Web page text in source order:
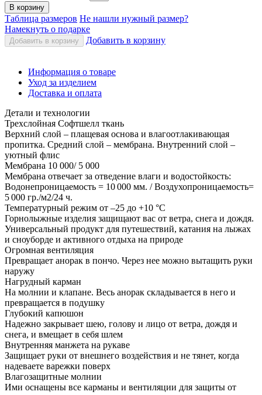
В корзину
Таблица размеров Не нашли нужный размер?
Намекнуть о подарке
Добавить в корзину Добавить в корзину
Информация о товаре
Уход за изделием
Доставка и оплата
Детали и технологии
Трехслойная Софтшелл ткань
Верхний слой – плащевая основа и влагоотлакивающая
пропитка. Средний слой – мембрана. Внутренний слой –
уютный флис
Мембрана 10 000/ 5 000
Мембрана отвечает за отведение влаги и водостойкость:
Водонепроницаемость = 10 000 мм. / Воздухопроницаемость=
5 000 гр./м2/24 ч.
Температурный режим от –25 до +10 °C
Горнолыжные изделия защищают вас от ветра, снега и дождя.
Универсальный продукт для путешествий, катания на лыжах
и сноуборде и активного отдыха на природе
Огромная вентиляция
Превращает анорак в пончо. Через нее можно вытащить руки
наружу
Нагрудный карман
На молнии и клапане. Весь анорак складывается в него и
превращается в подушку
Глубокий капюшон
Надежно закрывает шею, голову и лицо от ветра, дождя и
снега, и вмещает в себя шлем
Внутренняя манжета на рукаве
Защищает руки от внешнего воздействия и не тянет, когда
надеваете варежки поверх
Влагозащитные молнии
Ими оснащены все карманы и вентиляции для защиты от